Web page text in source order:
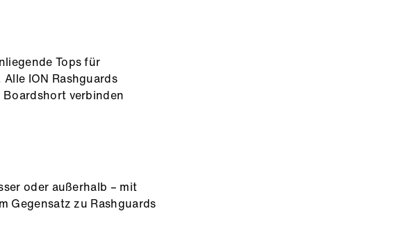
Tops für
ION Rashguards
verbinden
oder außerhalb – mit
Gegensatz zu Rashguards